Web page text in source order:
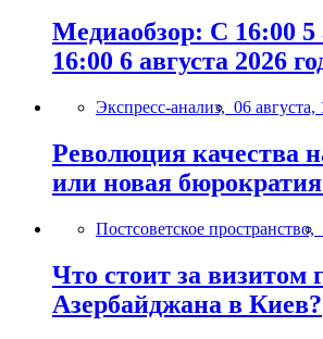
Медиаобзор: С 16:00 5
16:00 6 августа 2026
Экспресс-анализ, 06 августа,
Революция качества
или новая
Постсоветское пространство,
Что стоит за
Азербайджана в Киев?